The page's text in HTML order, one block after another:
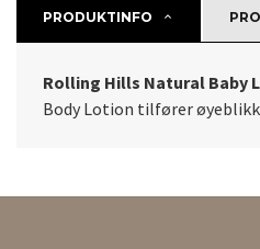
PRODUKTINFO
Rolling Hills Natural Baby
Body Lotion tilfører